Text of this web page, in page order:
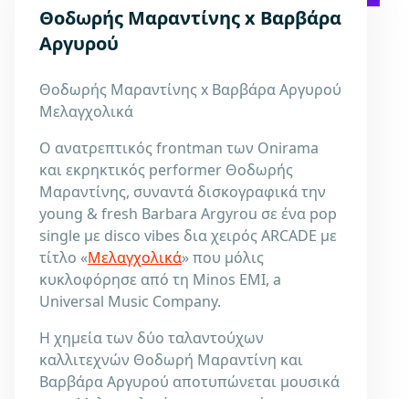
Θοδωρής Μαραντίνης x Βαρβάρα
Αργυρού
Θοδωρής Μαραντίνης x Βαρβάρα Αργυρού
Μελαγχολικά
Ο ανατρεπτικός frontman των Onirama
και εκρηκτικός performer Θοδωρής
Μαραντίνης, συναντά δισκογραφικά την
young & fresh Barbara Argyrou σε ένα pop
single με disco vibes δια χειρός ARCADE με
τίτλο «Μελαγχολικά» που μόλις
κυκλοφόρησε από τη Minos EMI, a
Universal Music Company.
Η χημεία των δύο ταλαντούχων
καλλιτεχνών Θοδωρή Μαραντίνη και
Βαρβάρα Αργυρού αποτυπώνεται μουσικά